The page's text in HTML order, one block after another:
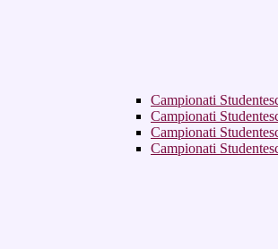
Campionati
Campionati
Campionati
Campionati